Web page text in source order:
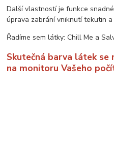
Další vlastností je funkce
úprava zabrání vniknutí tekutin
Řadíme sem látky: Chill Me a
Skutečná barva látek se
na monitoru Vašeho